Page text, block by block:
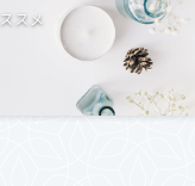
スメ